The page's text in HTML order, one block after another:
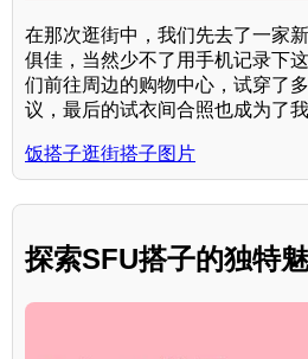
在那次逛街中，我们先去了一家
俱佳，当然少不了用手机记录下
们前往周边的购物中心，试穿了
议，最后的试衣间合照也成为了
饭搭子逛街搭子图片
探索SFU搭子的独特